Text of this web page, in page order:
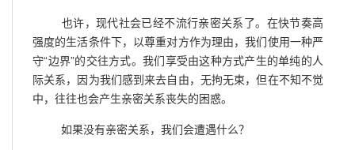
也许，现代社会已经不流行亲密关系了。在快节奏高
强度的生活条件下，以尊重对方作为理由，我们使用一种严
守“边界”的交往方式。我们享受由这种方式产生的单纯的人
际关系，因为我们感到来去自由，无拘无束，但在不知不觉
中，往往也会产生亲密关系丧失的困惑。
如果没有亲密关系，我们会遭遇什么？